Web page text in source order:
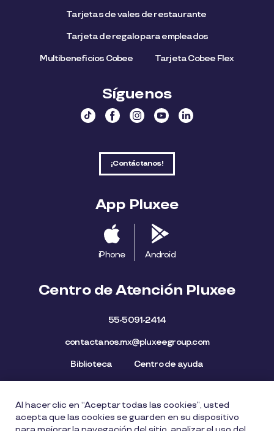
Tarjetas de vales de restaurante
Tarjeta de regalo para empleados​
Multibeneficios Cobee Tarjeta Cobee Flex
Síguenos
¡Contáctanos!
App Pluxee
iPhone Android
Centro de Atención Pluxee
55-5091-2414
contactanos.mx@pluxeegroup.com
Biblioteca Centro de ayuda
Mapa del Sitio Aviso de privacidad Política de cookies
Licencia de Uso de Marca Política de Denuncia
Al hacer clic en “Aceptar todas las cookies”, usted
acepta que las cookies se guarden en su dispositivo